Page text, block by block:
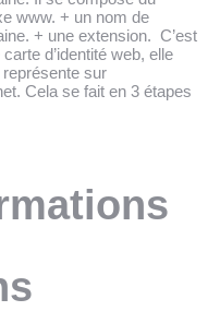
www. + un nom de
+ une extension. C’est
d’identité web, elle
sur
Cela se fait en 3 étapes